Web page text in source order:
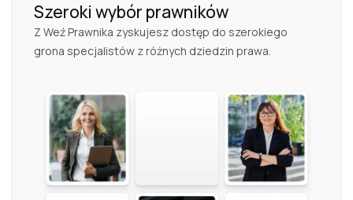
Szeroki wybór prawników
Z Weź Prawnika zyskujesz dostęp do szerokiego
grona specjalistów z różnych dziedzin prawa.